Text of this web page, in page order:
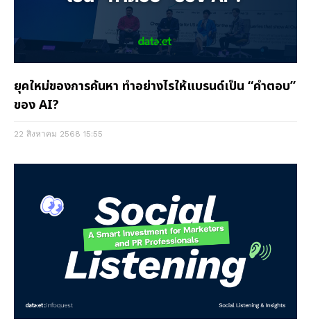
ยุคใหม่ของการค้นหา ทำอย่างไรให้แบรนด์เป็น “คำตอบ”
ของ AI?
22 สิงหาคม 2568 15:55